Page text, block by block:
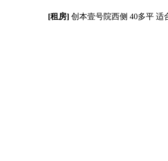
[租房] 创本壹号院西侧 40多平